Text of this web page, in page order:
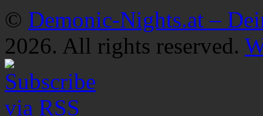
© Demonic-Nights.at –
2026. All rights reserved.